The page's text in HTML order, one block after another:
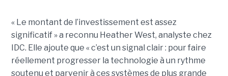
« Le montant de l’investissement est assez
significatif » a reconnu Heather West, analyste chez
IDC. Elle ajoute que « c’est un signal clair : pour faire
réellement progresser la technologie à un rythme
soutenu et parvenir à ces systèmes de plus grande